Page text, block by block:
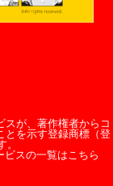
スが、著作権者からコ
とを示す登録商標（登
スの一覧はこちら